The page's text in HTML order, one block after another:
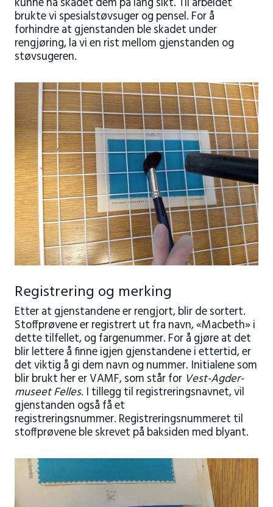
brukte vi spesialstøvsuger og pensel. For å
forhindre at gjenstanden ble skadet under
rengjøring, la vi en rist mellom gjenstanden og
støvsugeren.
Registrering og merking
Etter at gjenstandene er rengjort, blir de sortert.
Stoffprøvene er registrert ut fra navn, «Macbeth» i
dette tilfellet, og fargenummer. For å gjøre at det
blir lettere å finne igjen gjenstandene i ettertid, er
det viktig å gi dem navn og nummer. Initialene som
blir brukt her er VAMF, som står for Vest-Agder-
museet Felles. I tillegg til registreringsnavnet, vil
gjenstanden også få et
registreringsnummer. Registreringsnummeret til
stoffprøvene ble skrevet på baksiden med blyant.